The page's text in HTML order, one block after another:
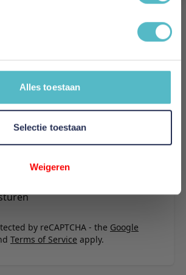
Alles toestaan
Selectie toestaan
Weigeren
review
by reCAPTCHA - the Google
Terms of Service apply.